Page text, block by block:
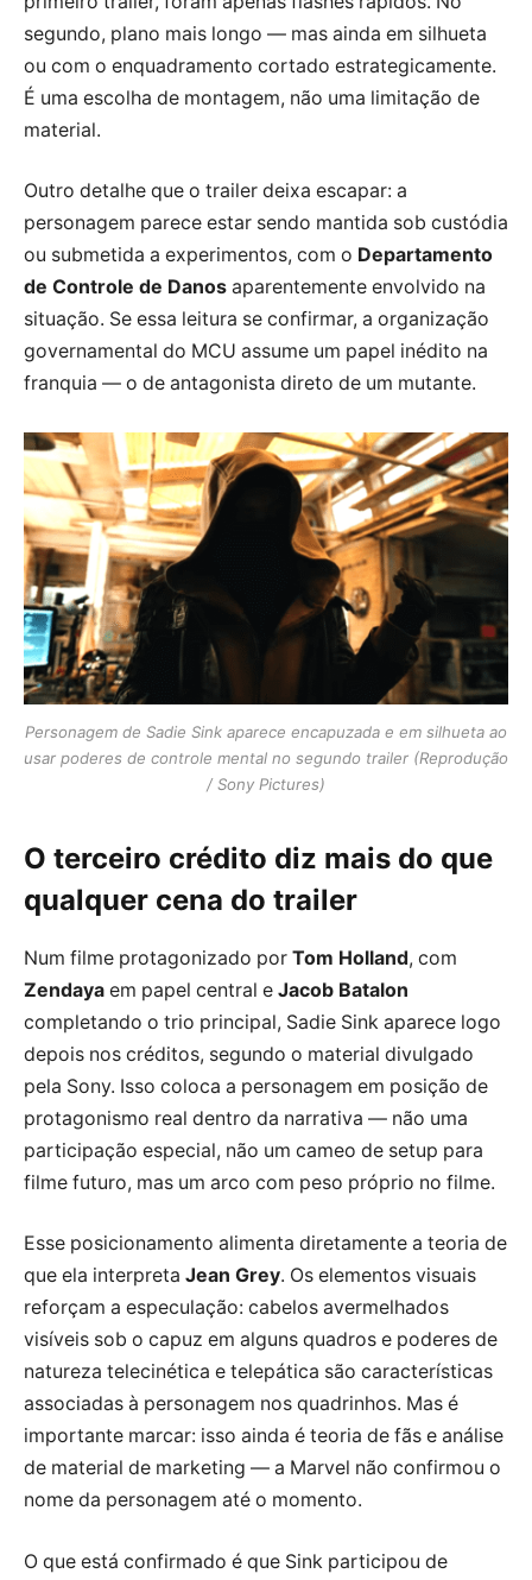
segundo, plano mais longo — mas ainda em silhueta
ou com o enquadramento cortado estrategicamente.
É uma escolha de montagem, não uma limitação de
material.
Outro detalhe que o trailer deixa escapar: a
personagem parece estar sendo mantida sob custódia
ou submetida a experimentos, com o Departamento
de Controle de Danos aparentemente envolvido na
situação. Se essa leitura se confirmar, a organização
governamental do MCU assume um papel inédito na
franquia — o de antagonista direto de um mutante.
Personagem de Sadie Sink aparece encapuzada e em silhueta ao
usar poderes de controle mental no segundo trailer (Reprodução
/ Sony Pictures)
O terceiro crédito diz mais do que
qualquer cena do trailer
Num filme protagonizado por Tom Holland, com
Zendaya em papel central e Jacob Batalon
completando o trio principal, Sadie Sink aparece logo
depois nos créditos, segundo o material divulgado
pela Sony. Isso coloca a personagem em posição de
protagonismo real dentro da narrativa — não uma
participação especial, não um cameo de setup para
filme futuro, mas um arco com peso próprio no filme.
Esse posicionamento alimenta diretamente a teoria de
que ela interpreta Jean Grey. Os elementos visuais
reforçam a especulação: cabelos avermelhados
visíveis sob o capuz em alguns quadros e poderes de
natureza telecinética e telepática são características
associadas à personagem nos quadrinhos. Mas é
importante marcar: isso ainda é teoria de fãs e análise
de material de marketing — a Marvel não confirmou o
nome da personagem até o momento.
O que está confirmado é que Sink participou de